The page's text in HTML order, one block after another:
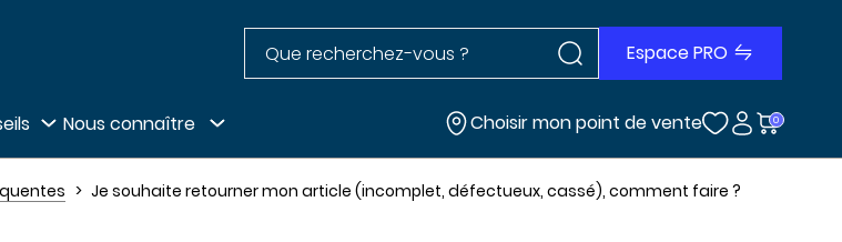
Rechercher dans le site Rechercher dans le site
Espace PRO
Nous connaître Choisir mon point de vente 0
Je souhaite retourner mon article (incomplet, défectueux, cassé), comment faire ?